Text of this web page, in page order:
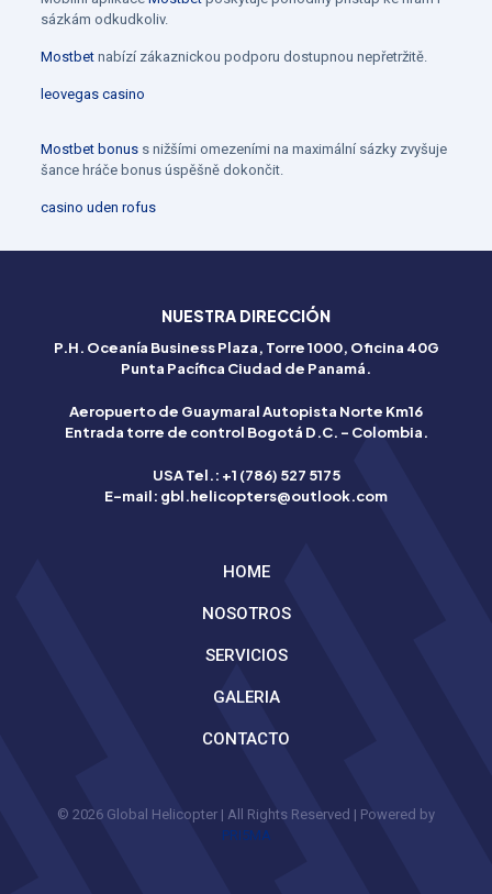
sázkám odkudkoliv.
Mostbetnabízí zákaznickou podporu dostupnou nepřetržitě.
leovegas casino
Betflag
Italia
–
Esperienza
senza
compromessi
Betflag
disposizione
licenza
Mostbet bonuss nižšími omezeními na maximální sázky zvyšuje
šance hráče bonus úspěšně dokončit.
casino uden rofus
NUESTRA DIRECCIÓN
P.H. Oceanía Business Plaza, Torre 1000, Oficina 40G
Punta Pacífica Ciudad de Panamá.
Aeropuerto de Guaymaral Autopista Norte Km16
Entrada torre de control Bogotá D.C. – Colombia.
USA Tel.: +1 (786) 527 5175
E-mail: gbl.helicopters@outlook.com
HOME
NOSOTROS
SERVICIOS
GALERIA
CONTACTO
© 2026 Global Helicopter | All Rights Reserved | Powered by
PRI5MA